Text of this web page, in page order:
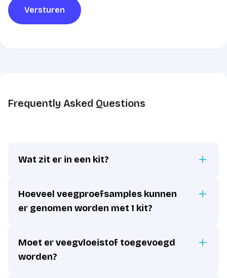
Versturen
Frequently Asked Questions
Wat zit er in een kit?
Hoeveel veegproefsamples kunnen
er genomen worden met 1 kit?
Moet er veegvloeistof toegevoegd
worden?